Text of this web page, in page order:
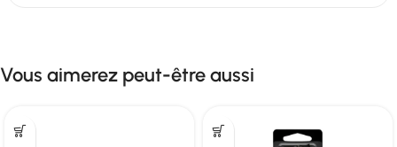
Vous aimerez peut-être aussi